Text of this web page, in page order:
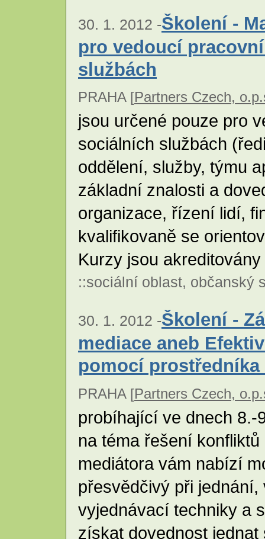
30. 1. 2012 -Školení -
pro vedoucí
službách
PRAHA [Partners Czech,
jsou určené pouze pro
sociálních službách
oddělení, služby, týmu
základní znalosti a
organizace, řízení lidí,
kvalifikovaně se
Kurzy jsou
::sociální oblast, občanský
30. 1. 2012 -Školení -
mediace aneb
pomocí prostředníka
PRAHA [Partners Czech,
probíhající ve dnech 8.-
na téma řešení
mediátora vám nabízí
přesvědčivý při
vyjednávací techniky a
získat dovednost